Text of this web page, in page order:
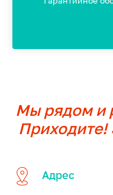
Мы рядом и
Приходите!
Адрес